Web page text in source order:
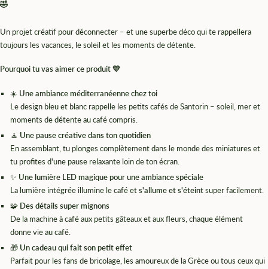
🤣
Un projet créatif pour déconnecter – et une superbe déco qui te rappellera
toujours les vacances, le soleil et les moments de détente.
Pourquoi tu vas aimer ce produit 💛
☀️ Une ambiance méditerranéenne chez toi
Le design bleu et blanc rappelle les petits cafés de Santorin – soleil, mer et
moments de détente au café compris.
🧘 Une pause créative dans ton quotidien
En assemblant, tu plonges complètement dans le monde des miniatures et
tu profites d'une pause relaxante loin de ton écran.
✨ Une lumière LED magique pour une ambiance spéciale
La lumière intégrée illumine le café ets'allume et s'éteintsuper facilement.
🧩 Des détails super mignons
De la machine à café aux petits gâteaux et aux fleurs, chaque élément
donne vie au café.
🎁 Un cadeau qui fait son petit effet
Parfait pour les fans de bricolage, les amoureux de la Grèce ou tous ceux qui